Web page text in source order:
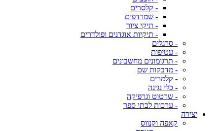
- קלסרים
- שמרדפים
- תיקי ציור
- תיקיות אוגדנים ופולדרים
- סרגלים
- עטיפות
- תרגומונים מחשבונים
- מדבקות שם
- קלמרים
- כלי נגינה
- שרטוט וגרפיקה
- ערכות לבתי ספר
יצירה
קאפה וקנווס